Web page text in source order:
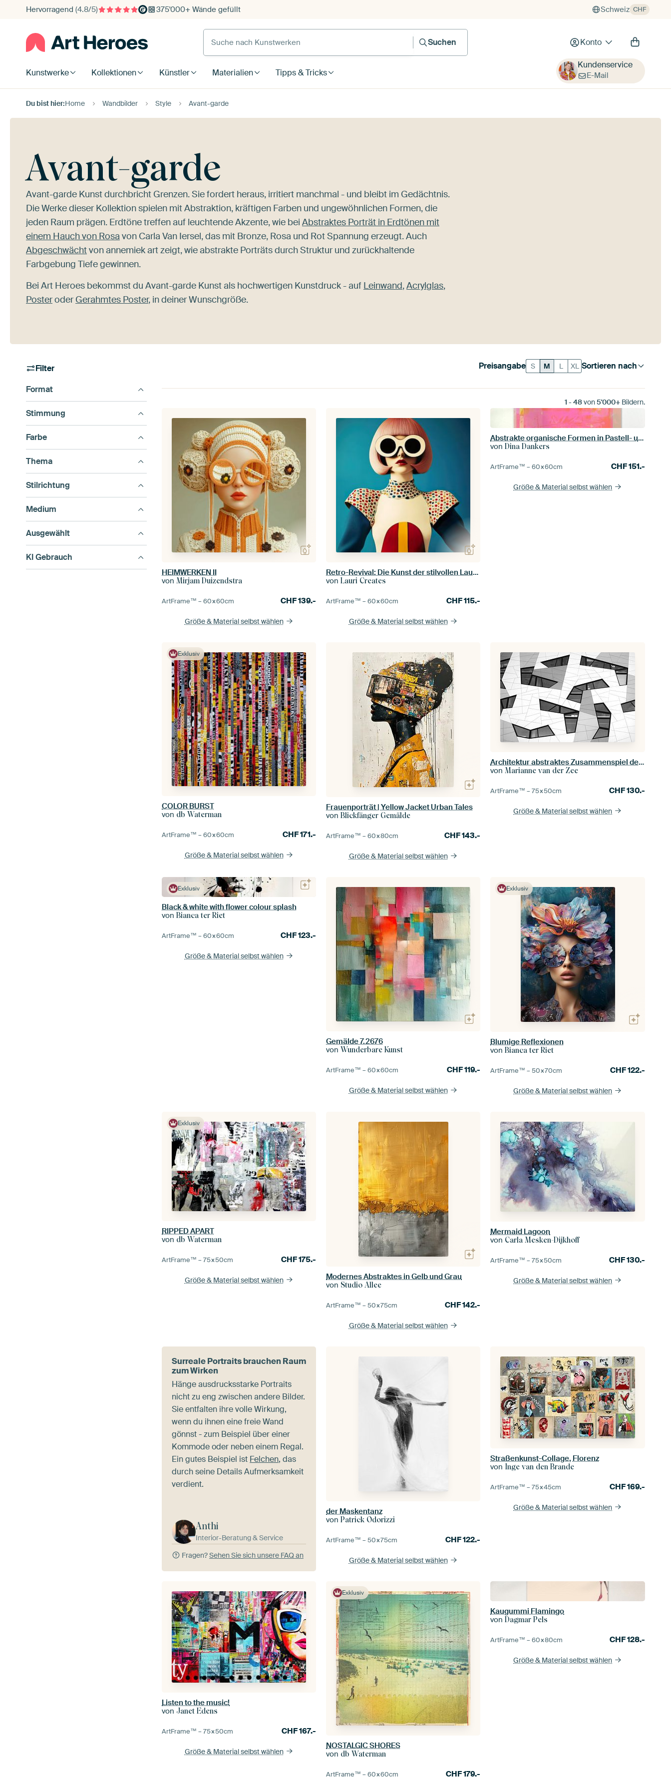
Hervorragend (4.8/5) 375'000+ Wände gefüllt Schweiz CHF
Suche nach Kunstwerken
Suchen
Konto
Kunstwerke Kollektionen Künstler Materialien Tipps & Tricks
Kundenservice
E-Mail
Du bist hier:Home Wandbilder Style Avant-garde
Avant-garde
Avant-garde Kunst durchbricht Grenzen. Sie fordert heraus, irritiert manchmal - und bleibt im Gedächtnis.
Die Werke dieser Kollektion spielen mit Abstraktion, kräftigen Farben und ungewöhnlichen Formen, die
jeden Raum prägen. Erdtöne treffen auf leuchtende Akzente, wie bei Abstraktes Porträt in Erdtönen mit
einem Hauch von Rosa von Carla Van Iersel, das mit Bronze, Rosa und Rot Spannung erzeugt. Auch
Abgeschwächtvon annemiek art zeigt, wie abstrakte Porträts durch Struktur und zurückhaltende
Farbgebung Tiefe gewinnen.
Bei Art Heroes bekommst du Avant-garde Kunst als hochwertigen Kunstdruck - auf Leinwand,Acrylglas,
PosteroderGerahmtes Poster, in deiner Wunschgröße.
Filter
Format
Stimmung
Farbe
Thema
Stilrichtung
Medium
Ausgewählt
KI Gebrauch
Sortieren nach
Preisangabe S M L XL
1 - 48von5'000+Bildern.
HEIMWERKEN II
vonMirjam Duizendstra
ArtFrame™ –60×60cm CHF139.-
Größe & Material selbst wählen
Retro-Revival: Die Kunst der stilvollen Launenhaftigkeit
vonLauri Creates
ArtFrame™ –60×60cm CHF115.-
Größe & Material selbst wählen
Abstrakte organische Formen in Pastell- und Neonfarben. Orange und Rosa.
vonDina Dankers
ArtFrame™ –60×60cm CHF151.-
Größe & Material selbst wählen
Exklusiv
COLOR BURST
von db Waterman
ArtFrame™ –60×60cm CHF171.-
Größe & Material selbst wählen
Frauenporträt | Yellow Jacket Urban Tales
vonBlickfänger Gemälde
ArtFrame™ –60×80cm CHF143.-
Größe & Material selbst wählen
Architektur abstraktes Zusammenspiel der Linien Bürogebäude
vonMarianne van der Zee
ArtFrame™ –75×50cm CHF130.-
Größe & Material selbst wählen
Exklusiv
Black & white with flower colour splash
vonBianca ter Riet
ArtFrame™ –60×60cm CHF123.-
Größe & Material selbst wählen
Gemälde 7.2676
vonWunderbare Kunst
ArtFrame™ –60×60cm CHF119.-
Größe & Material selbst wählen
Exklusiv
Blumige Reflexionen
vonBianca ter Riet
ArtFrame™ –50×70cm CHF122.-
Größe & Material selbst wählen
Exklusiv
RIPPED APART
von db Waterman
ArtFrame™ –75×50cm CHF175.-
Größe & Material selbst wählen
Modernes Abstraktes in Gelb und Grau
von Studio Allee
ArtFrame™ –50×75cm CHF142.-
Größe & Material selbst wählen
Mermaid Lagoon
von Carla Mesken-Dijkhoff
ArtFrame™ –75×50cm CHF130.-
Größe & Material selbst wählen
Surreale Portraits brauchen Raum
zum Wirken
Hänge ausdrucksstarke Portraits
nicht zu eng zwischen andere Bilder.
Sie entfalten ihre volle Wirkung,
wenn du ihnen eine freie Wand
gönnst - zum Beispiel über einer
Kommode oder neben einem Regal.
Ein gutes Beispiel ist Felchen, das
durch seine Details Aufmerksamkeit
verdient.
Anthi
Interior-Beratung & Service
Fragen?Sehen Sie sich unsere FAQ an
der Maskentanz
vonPatrick Odorizzi
ArtFrame™ –50×75cm CHF122.-
Größe & Material selbst wählen
Straßenkunst-Collage, Florenz
von Inge van den Brande
ArtFrame™ –75×45cm CHF169.-
Größe & Material selbst wählen
Listen to the music!
von Janet Edens
ArtFrame™ –75×50cm CHF167.-
Größe & Material selbst wählen
Exklusiv
NOSTALGIC SHORES
von db Waterman
ArtFrame™ –60×60cm CHF179.-
Kaugummi Flamingo
vonDagmar Pels
ArtFrame™ –60×80cm CHF128.-
Größe & Material selbst wählen